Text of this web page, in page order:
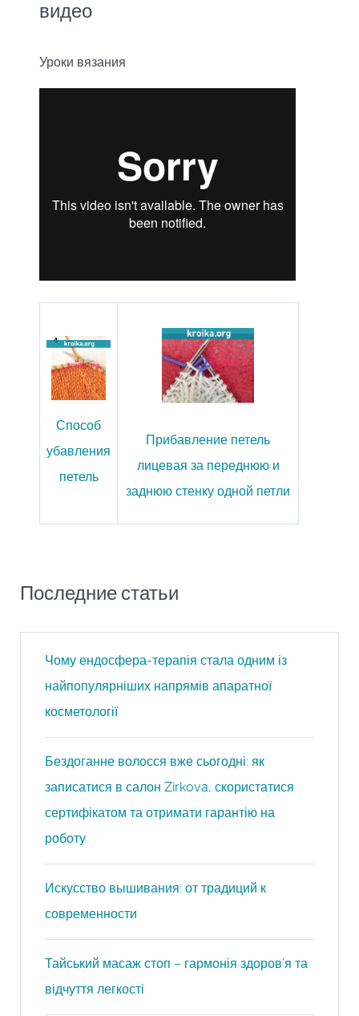
видео
Уроки вязания
Способ
убавления
петель
Прибавление петель
лицевая за переднюю и
заднюю стенку одной петли
Последние статьи
Чому ендосфера-терапія стала одним із
найпопулярніших напрямів апаратної
косметології
Бездоганне волосся вже сьогодні: як
записатися в салон Zirkova, скористатися
сертифікатом та отримати гарантію на
роботу
Искусство вышивания: от традиций к
современности
Тайський масаж стоп – гармонія здоров’я та
відчуття легкості